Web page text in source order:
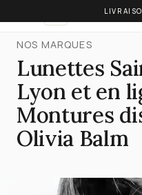
NOS MARQUES
Lunettes
Lyon et en
Montures
Olivia Balm